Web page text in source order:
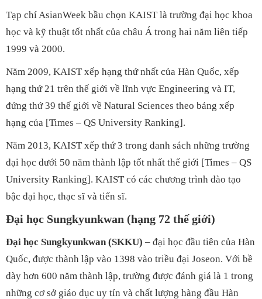
Tạp chí AsianWeek bầu chọn KAIST là trường đại học khoa
học và kỹ thuật tốt nhất của châu Á trong hai năm liên tiếp
1999 và 2000.
Năm 2009, KAIST xếp hạng thứ nhất của Hàn Quốc, xếp
hạng thứ 21 trên thế giới về lĩnh vực Engineering và IT,
đứng thứ 39 thế giới về Natural Sciences theo bảng xếp
hạng của [Times – QS University Ranking].
Năm 2013, KAIST xếp thứ 3 trong danh sách những trường
đại học dưới 50 năm thành lập tốt nhất thế giới [Times – QS
University Ranking]. KAIST có các chương trình đào tạo
bậc đại học, thạc sĩ và tiến sĩ.
Đại học Sungkyunkwan (hạng 72 thế giới)
Đại học Sungkyunkwan (SKKU) – đại học đầu tiên của Hàn
Quốc, được thành lập vào 1398 vào triều đại Joseon. Với bề
dày hơn 600 năm thành lập, trường được đánh giá là 1 trong
những cơ sở giáo dục uy tín và chất lượng hàng đầu Hàn